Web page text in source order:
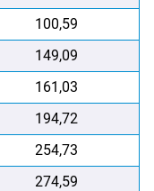
100,59
149,09
161,03
194,72
254,73
274,59